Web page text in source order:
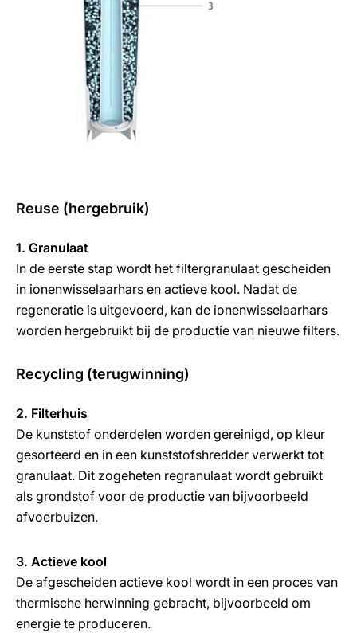
Reuse (hergebruik)
1. Granulaat
In de eerste stap wordt het filtergranulaat gescheiden
in ionenwisselaarhars en actieve kool. Nadat de
regeneratie is uitgevoerd, kan de ionenwisselaarhars
worden hergebruikt bij de productie van nieuwe filters.
Recycling (terugwinning)
2. Filterhuis
De kunststof onderdelen worden gereinigd, op kleur
gesorteerd en in een kunststofshredder verwerkt tot
granulaat. Dit zogeheten regranulaat wordt gebruikt
als grondstof voor de productie van bijvoorbeeld
afvoerbuizen.
3. Actieve kool
De afgescheiden actieve kool wordt in een proces van
thermische herwinning gebracht, bijvoorbeeld om
energie te produceren.